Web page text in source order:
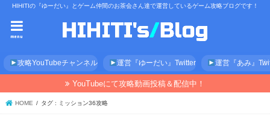
HIHITIの『ゆーだい』とゲーム仲間のお茶会さん達で運営しているゲーム攻略ブログです！
menu
攻略YouTubeチャンネル 運営『ゆーだい』Twitter 運営『あみ』
YouTubeにて攻略動画投稿＆配信中！
HOME タグ : ミッション36攻略